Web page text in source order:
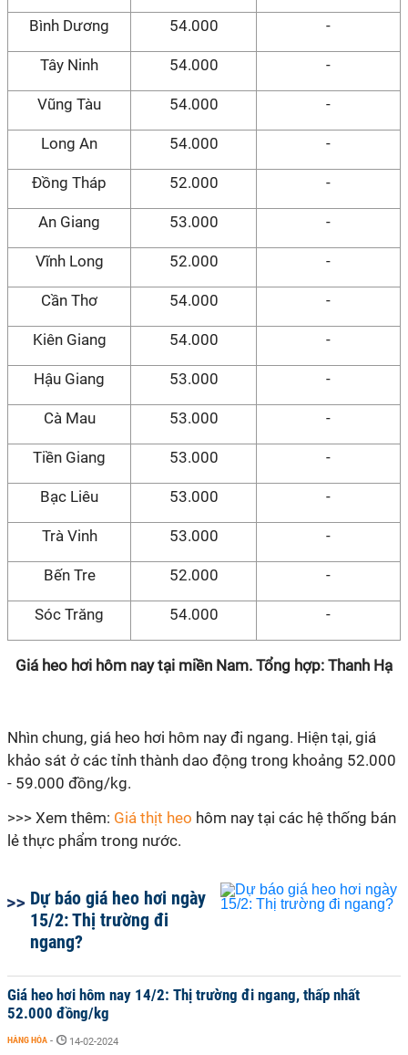
Bình Dương 54.000 -
Tây Ninh 54.000 -
Vũng Tàu 54.000 -
Long An 54.000 -
Đồng Tháp 52.000 -
An Giang 53.000 -
Vĩnh Long 52.000 -
Cần Thơ 54.000 -
Kiên Giang 54.000 -
Hậu Giang 53.000 -
Cà Mau 53.000 -
Tiền Giang 53.000 -
Bạc Liêu 53.000 -
Trà Vinh 53.000 -
Bến Tre 52.000 -
Sóc Trăng 54.000 -
Giá heo hơi hôm nay tại miền Nam. Tổng hợp: Thanh Hạ
Nhìn chung, giá heo hơi hôm nay đi ngang. Hiện tại, giá
khảo sát ở các tỉnh thành dao động trong khoảng 52.000
- 59.000 đồng/kg.
>>> Xem thêm: Giá thịt heo hôm nay tại các hệ thống bán
lẻ thực phẩm trong nước.
Dự báo giá heo hơi ngày
15/2: Thị trường đi
ngang?
Giá heo hơi hôm nay 14/2: Thị trường đi ngang, thấp nhất
52.000 đồng/kg
HÀNG HÓA - 14-02-2024